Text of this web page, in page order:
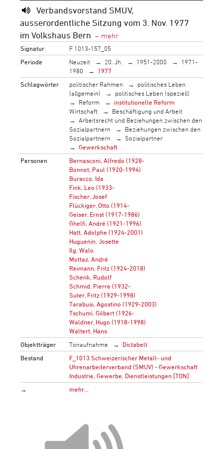
Verbandsvorstand SMUV,
ausserordentliche Sitzung vom 3. Nov. 1977
im Volkshaus Bern
Signatur
F 1013-157_05
Periode
Neuzeit 20. Jh. 1951-2000
1971-
1980
1977
Schlagwörter
politischer Rahmen
politisches Leben
(allgemein)
politisches Leben (speziell)
Reform
institutionelle Reform
Wirtschaft
Beschäftigung und Arbeit
Arbeitsrecht und Beziehungen zwischen den
Sozialpartnern
Beziehungen zwischen den
Sozialpartnern
Sozialpartner
Gewerkschaft
Personen
Bernasconi, Alfredo (1928-
Bonnot, Paul (1920-1994)
Buracco, Ida
Fink, Leo (1933-
Fischer, Josef
Flückiger, Otto (1914-
Geiser, Ernst (1917-1986)
Ghelfi, André (1921-1996)
Hatt, Adolphe (1924-2001)
Huguenin, Josette
Ilg, Walo
Mottaz, André
Reimann, Fritz (1924-2018)
Schenk, Rudolf
Schmid, Pierre (1932-
Suter, Fritz (1929-1998)
Tarabusi, Agostino (1929-2003)
Tschumi, Gilbert (1926-
Waldner, Hugo (1918-1998)
Waltert, Hans
Objektträger
Tonaufnahme
Dictabelt
Bestand
F_1013 Schweizerischer Metall- und
Uhrenarbeiterverband (SMUV) - Gewerkschaft
Industrie, Gewerbe, Dienstleistungen [TON]
→
mehr…